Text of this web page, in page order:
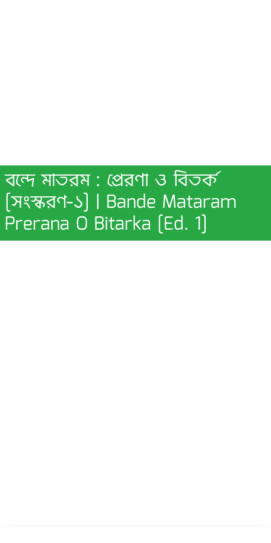
বন্দে মাতরম : প্রেরণা ও বিতর্ক
[সংস্করণ-১] | Bande Mataram
Prerana O Bitarka [Ed. 1]